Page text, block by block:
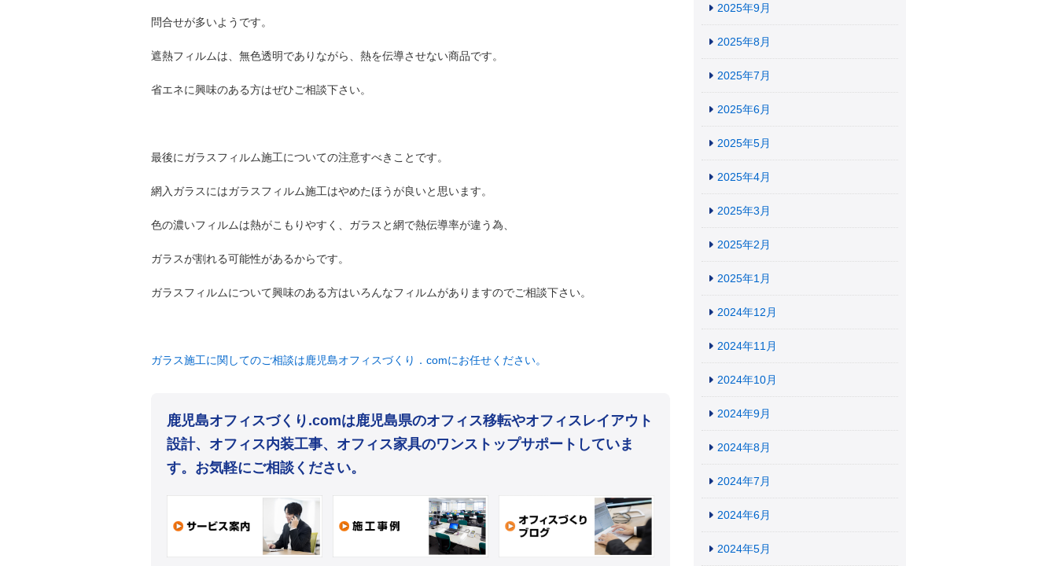
問合せが多いようです。
遮熱フィルムは、無色透明でありながら、熱を伝導させない商品です。
省エネに興味のある方はぜひご相談下さい。
最後にガラスフィルム施工についての注意すべきことです。
網入ガラスにはガラスフィルム施工はやめたほうが良いと思います。
色の濃いフィルムは熱がこもりやすく、ガラスと網で熱伝導率が違う為、
ガラスが割れる可能性があるからです。
ガラスフィルムについて興味のある方はいろんなフィルムがありますのでご相談下さい。
ガラス施工に関してのご相談は鹿児島オフィスづくり．comにお任せください。
鹿児島オフィスづくり.comは鹿児島県のオフィス移転やオフィスレイアウト
設計、オフィス内装工事、オフィス家具のワンストップサポートしていま
す。お気軽にご相談ください。
2025年9月
2025年8月
2025年7月
2025年6月
2025年5月
2025年4月
2025年3月
2025年2月
2025年1月
2024年12月
2024年11月
2024年10月
2024年9月
2024年8月
2024年7月
2024年6月
2024年5月